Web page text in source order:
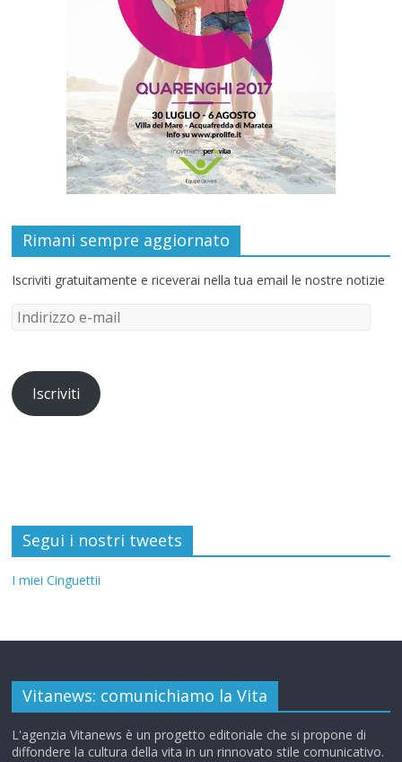
Rimani sempre aggiornato
Iscriviti gratuitamente e riceverai nella tua email le nostre notizie
Iscriviti
Segui i nostri tweets
I miei Cinguettii
Vitanews: comunichiamo la Vita
L'agenzia Vitanews è un progetto editoriale che si propone di
diffondere la cultura della vita in un rinnovato stile comunicativo.